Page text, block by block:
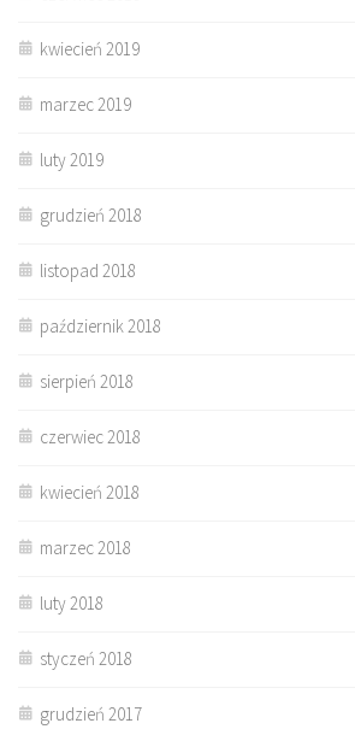
kwiecień 2019
marzec 2019
luty 2019
grudzień 2018
listopad 2018
październik 2018
sierpień 2018
czerwiec 2018
kwiecień 2018
marzec 2018
luty 2018
styczeń 2018
grudzień 2017